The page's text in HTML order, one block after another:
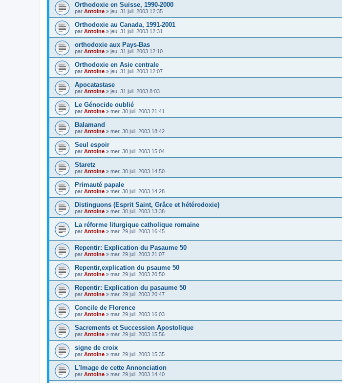
Orthodoxie en Suisse, 1990-2000
par Antoine » jeu. 31 juil. 2003 12:35
Orthodoxie au Canada, 1991-2001
par Antoine » jeu. 31 juil. 2003 12:31
orthodoxie aux Pays-Bas
par Antoine » jeu. 31 juil. 2003 12:10
Orthodoxie en Asie centrale
par Antoine » jeu. 31 juil. 2003 12:07
Apocatastase
par Antoine » jeu. 31 juil. 2003 8:03
Le Génocide oublié
par Antoine » mer. 30 juil. 2003 21:41
Balamand
par Antoine » mer. 30 juil. 2003 18:42
Seul espoir
par Antoine » mer. 30 juil. 2003 15:04
Staretz
par Antoine » mer. 30 juil. 2003 14:50
Primauté papale
par Antoine » mer. 30 juil. 2003 14:28
Distinguons (Esprit Saint, Grâce et hétérodoxie)
par Antoine » mer. 30 juil. 2003 13:38
La réforme liturgique catholique romaine
par Antoine » mar. 29 juil. 2003 16:45
Repentir: Explication du Pasaume 50
par Antoine » mar. 29 juil. 2003 21:07
Repentir,explication du psaume 50
par Antoine » mar. 29 juil. 2003 20:50
Repentir: Explication du pasaume 50
par Antoine » mar. 29 juil. 2003 20:47
Concile de Florence
par Antoine » mar. 29 juil. 2003 16:03
Sacrements et Succession Apostolique
par Antoine » mar. 29 juil. 2003 15:56
signe de croix
par Antoine » mar. 29 juil. 2003 15:35
L'Image de cette Annonciation
par Antoine » mar. 29 juil. 2003 14:40